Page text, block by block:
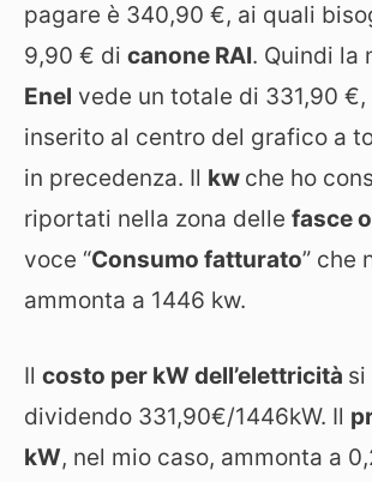
pagare è 340,90 €, ai quali
9,90 € di canone RAI. Quindi la
Enel vede un totale di 331,90 €,
inserito al centro del grafico a
in precedenza. Il kw che ho
riportati nella zona delle fasce
voce “Consumo fatturato” che
ammonta a 1446 kw.
Il costo per kW dell’elettricità si
dividendo 331,90€/1446kW. Il
kW, nel mio caso, ammonta a